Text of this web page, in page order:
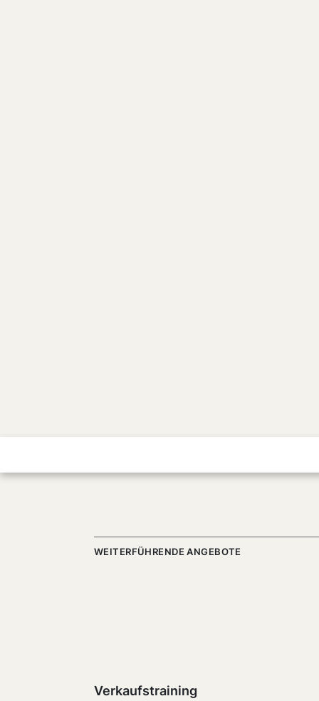
WEITERFÜHRENDE ANGEBOTE
Verkaufstraining